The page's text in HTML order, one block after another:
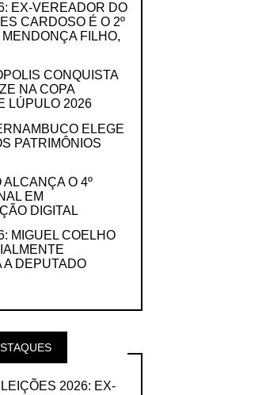
EX-VEREADOR DO
CARDOSO É O 2º
FILHO,
CONQUISTA
NA COPA
LÚPULO 2026
ELEGE
PATRIMÔNIOS
O 4º
EM
DIGITAL
MIGUEL COELHO
DEPUTADO
2026: EX-